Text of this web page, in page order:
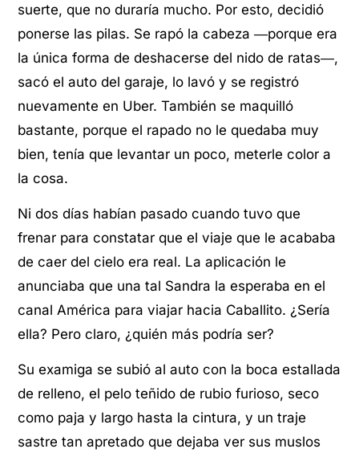
suerte, que no duraría mucho. Por esto, decidió
ponerse las pilas. Se rapó la cabeza ―porque era
la única forma de deshacerse del nido de ratas―,
sacó el auto del garaje, lo lavó y se registró
nuevamente en Uber. También se maquilló
bastante, porque el rapado no le quedaba muy
bien, tenía que levantar un poco, meterle color a
la cosa.
Ni dos días habían pasado cuando tuvo que
frenar para constatar que el viaje que le acababa
de caer del cielo era real. La aplicación le
anunciaba que una tal Sandra la esperaba en el
canal América para viajar hacia Caballito. ¿Sería
ella? Pero claro, ¿quién más podría ser?
Su examiga se subió al auto con la boca estallada
de relleno, el pelo teñido de rubio furioso, seco
como paja y largo hasta la cintura, y un traje
sastre tan apretado que dejaba ver sus muslos